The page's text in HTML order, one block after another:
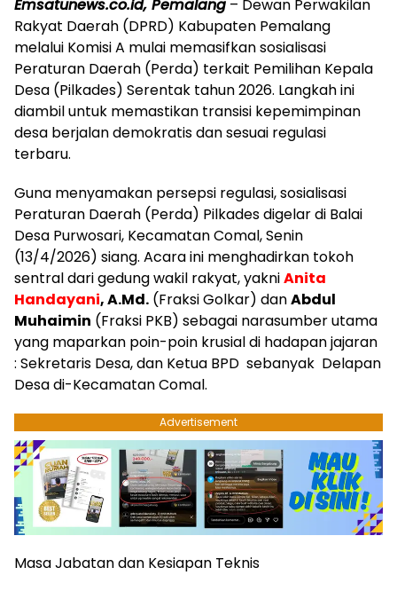
Emsatunews.co.id, Pemalang – Dewan Perwakilan
Rakyat Daerah (DPRD) Kabupaten Pemalang
melalui Komisi A mulai memasifkan sosialisasi
Peraturan Daerah (Perda) terkait Pemilihan Kepala
Desa (Pilkades) Serentak tahun 2026. Langkah ini
diambil untuk memastikan transisi kepemimpinan
desa berjalan demokratis dan sesuai regulasi
terbaru.
Guna menyamakan persepsi regulasi, sosialisasi
Peraturan Daerah (Perda) Pilkades digelar di Balai
Desa Purwosari, Kecamatan Comal, Senin
(13/4/2026) siang. Acara ini menghadirkan tokoh
sentral dari gedung wakil rakyat, yakniAnita
Handayani, A.Md. (Fraksi Golkar) danAbdul
Muhaimin (Fraksi PKB) sebagai narasumber utama
yang maparkan poin-poin krusial di hadapan jajaran
: Sekretaris Desa, dan Ketua BPD sebanyak Delapan
Desa di-Kecamatan Comal.
Advertisement
​Masa Jabatan dan Kesiapan Teknis